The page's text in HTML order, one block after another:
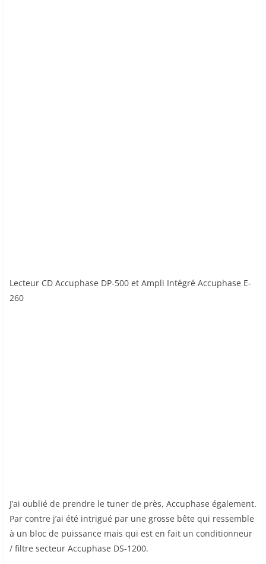
Lecteur CD Accuphase DP-500 et Ampli Intégré Accuphase E-
260
J’ai oublié de prendre le tuner de près, Accuphase également.
Par contre j’ai été intrigué par une grosse bête qui ressemble
à un bloc de puissance mais qui est en fait un conditionneur
/ filtre secteur Accuphase DS-1200.